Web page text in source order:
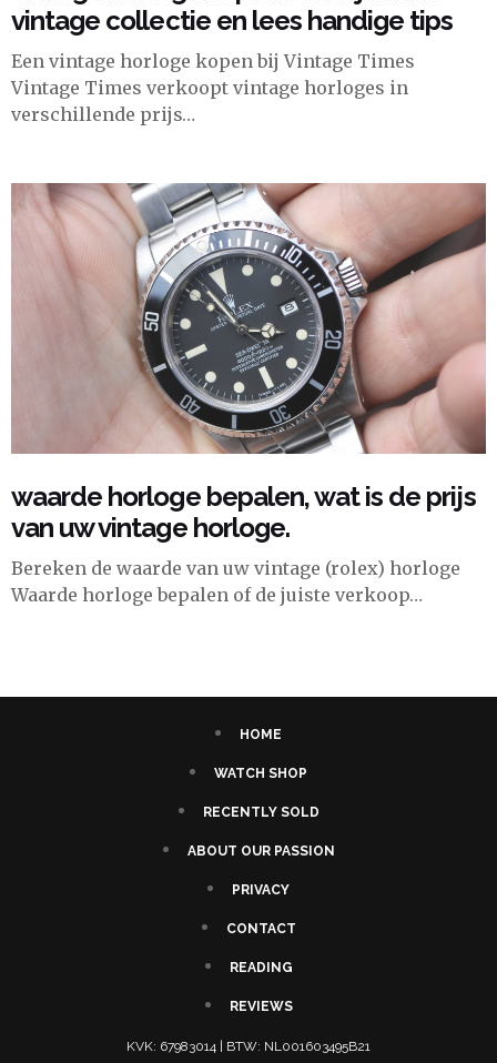
vintage collectie en lees handige tips
Een vintage horloge kopen bij Vintage Times
Vintage Times verkoopt vintage horloges in
verschillende prijs…
waarde horloge bepalen, wat is de prijs
van uw vintage horloge.
Bereken de waarde van uw vintage (rolex) horloge
Waarde horloge bepalen of de juiste verkoop…
HOME
WATCH SHOP
RECENTLY SOLD
ABOUT OUR PASSION
PRIVACY
CONTACT
READING
REVIEWS
KVK: 67983014 | BTW: NL001603495B21